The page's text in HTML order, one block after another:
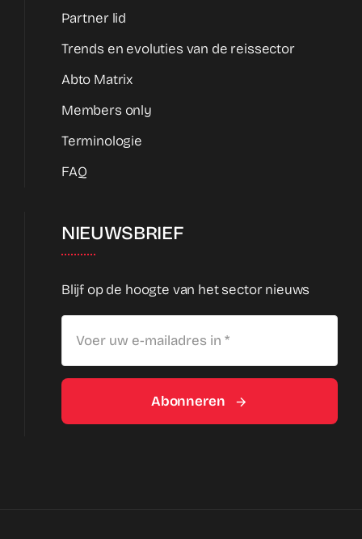
Partner lid
Trends en evoluties van de reissector
Abto Matrix
Members only
Terminologie
FAQ
NIEUWSBRIEF
Blijf op de hoogte van het sector nieuws
Abonneren